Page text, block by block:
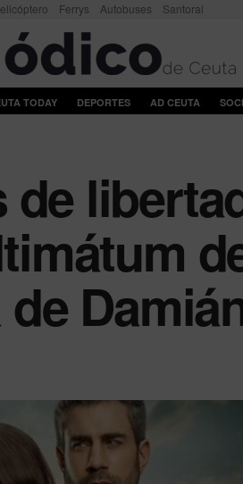
Ferrys Autobuses Santoral
TODAY DEPORTES AD CEUTA